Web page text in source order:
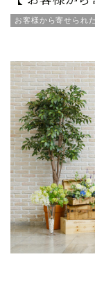
お客様から寄せられ